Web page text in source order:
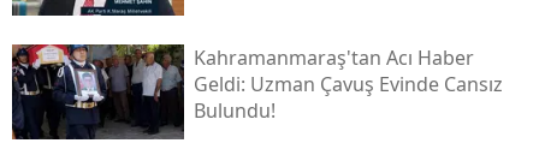
Kahramanmaraş'tan Acı Haber
Geldi: Uzman Çavuş Evinde Cansız
Bulundu!